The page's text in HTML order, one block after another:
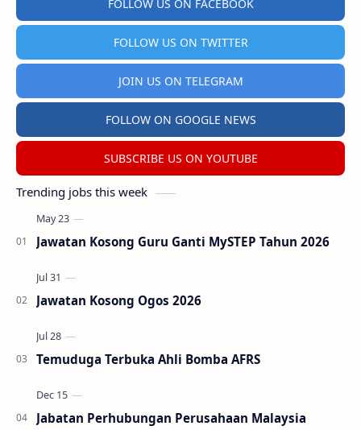
FOLLOW US ON FACEBOOK
FOLLOW US ON TWITTER
JOIN US ON TELEGRAM
FOLLOW ON GOOGLE NEWS
SUBSCRIBE US ON YOUTUBE
Trending jobs this week
Jawatan Kosong Guru Ganti MySTEP Tahun 2026
Jawatan Kosong Ogos 2026
Temuduga Terbuka Ahli Bomba AFRS
Jabatan Perhubungan Perusahaan Malaysia